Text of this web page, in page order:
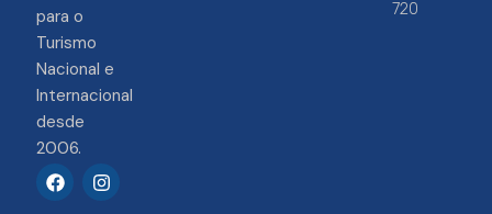
para o
Turismo
Nacional e
Internacional
desde
2006.
F
a
I
n
720